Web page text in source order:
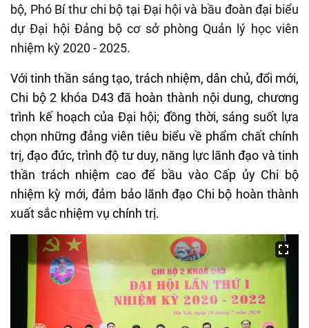
bộ, Phó Bí thư chi bộ tại Đại hội và bầu đoàn đại biểu
dự Đại hội Đảng bộ cơ sở phòng Quản lý học viên
nhiệm kỳ 2020 - 2025.
Với tinh thần sáng tạo, trách nhiệm, dân chủ, đổi mới,
Chi bộ 2 khóa D43 đã hoàn thành nội dung, chương
trình kế hoạch của Đại hội; đồng thời, sáng suốt lựa
chọn những đảng viên tiêu biểu về phẩm chất chính
trị, đạo đức, trình độ tư duy, năng lực lãnh đạo và tinh
thần trách nhiệm cao để bầu vào Cấp ủy Chi bộ
nhiệm kỳ mới, đảm bảo lãnh đạo Chi bộ hoàn thành
xuất sắc nhiệm vụ chính trị.